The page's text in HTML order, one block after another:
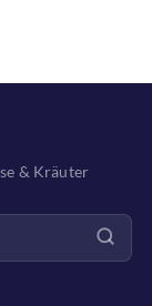
& Kräuter